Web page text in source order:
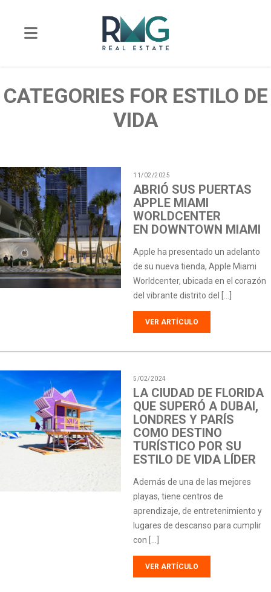
CATEGORIES FOR ESTILO DE
VIDA
11/02/2025
ABRIÓ SUS PUERTAS
APPLE MIAMI
WORLDCENTER
EN DOWNTOWN MIAMI
Apple ha presentado un adelanto
de su nueva tienda, Apple Miami
Worldcenter, ubicada en el corazón
del vibrante distrito del […]
VER ARTÍCULO
5/02/2024
LA CIUDAD DE FLORIDA
QUE SUPERÓ A DUBAI,
LONDRES Y PARÍS
COMO DESTINO
TURÍSTICO POR SU
ESTILO DE VIDA LÍDER
Además de una de las mejores
playas, tiene centros de
aprendizaje, de entretenimiento y
lugares de descanso para cumplir
con […]
VER ARTÍCULO